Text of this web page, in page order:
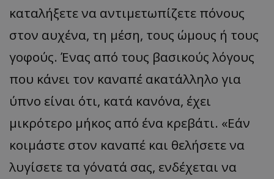
καταλήξετε να αντιμετωπίζετε πόνους
στον αυχένα, τη μέση, τους ώμους ή τους
γοφούς. Ένας από τους βασικούς λόγους
που κάνει τον καναπέ ακατάλληλο για
ύπνο είναι ότι, κατά κανόνα, έχει
μικρότερο μήκος από ένα κρεβάτι. «Εάν
κοιμάστε στον καναπέ και θελήσετε να
λυγίσετε τα γόνατά σας, ενδέχεται να